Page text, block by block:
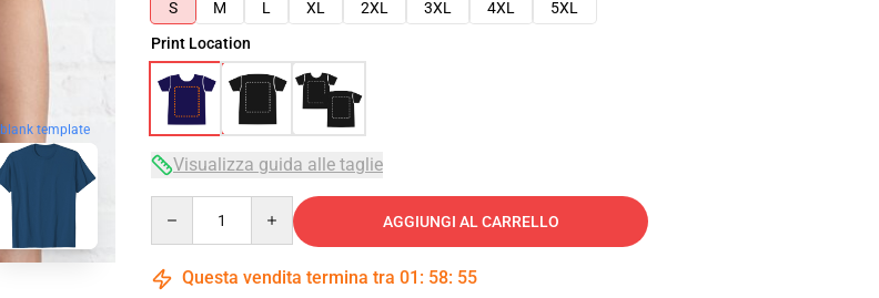
blank template
S
M L XL 2XL 3XL 4XL
5XL
Print Location
Visualizza guida alle taglie
AGGIUNGI AL CARRELLO
Questa vendita termina tra 01 : 58: 54